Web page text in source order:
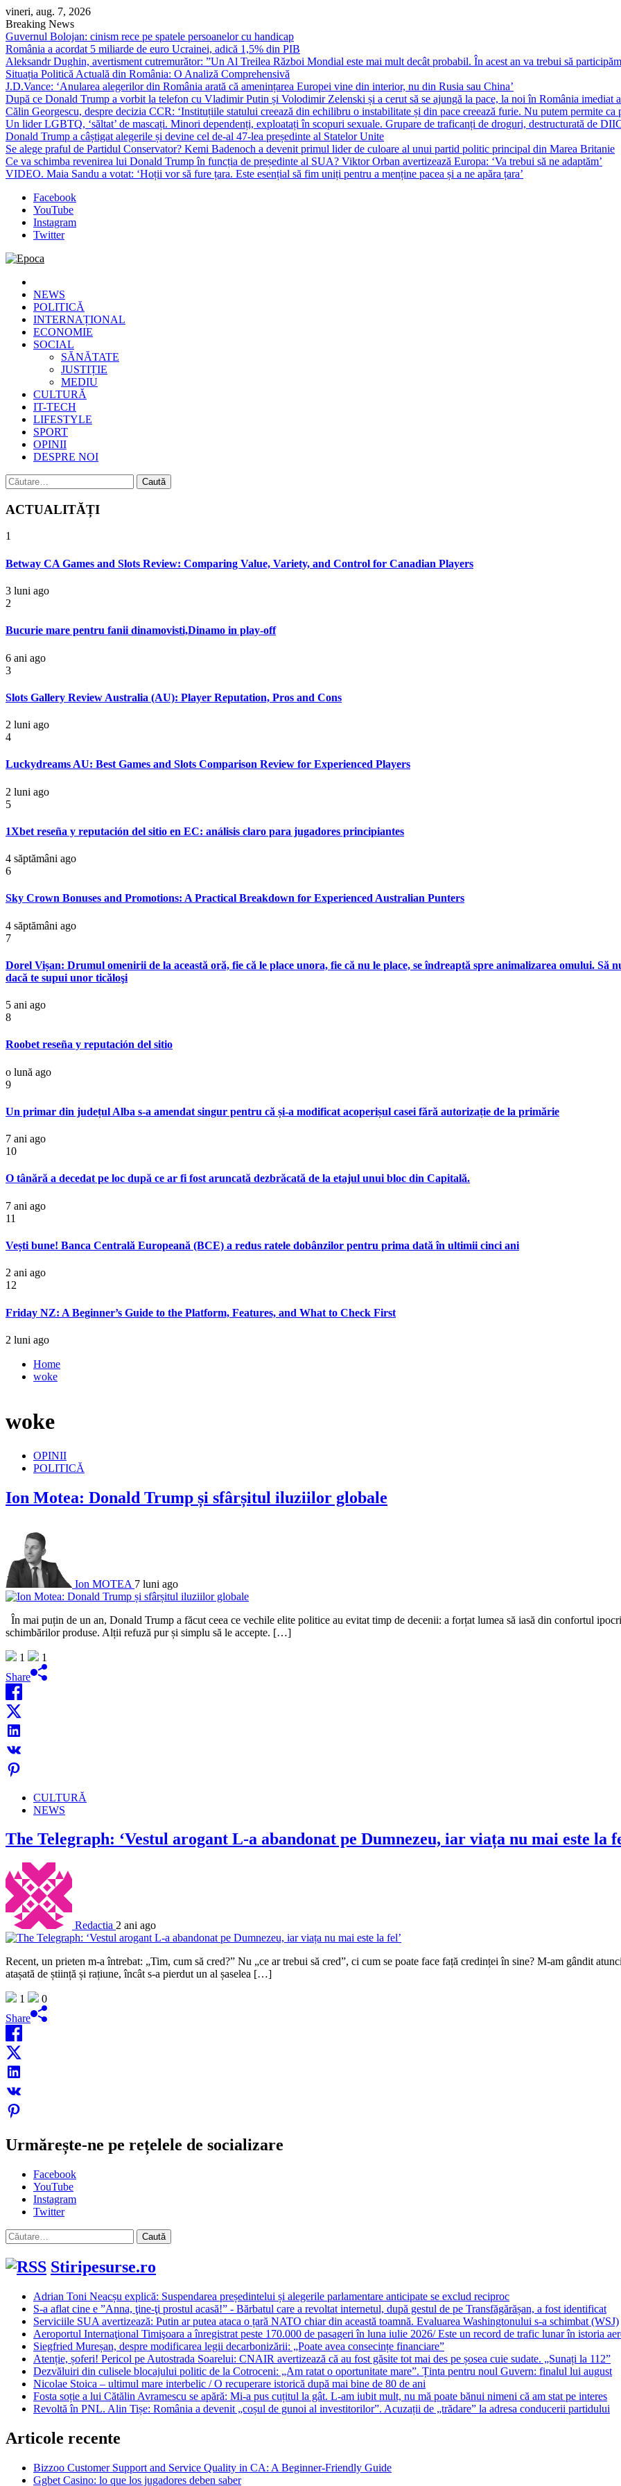
Skip
to
content
vineri, aug. 7, 2026
Breaking News
Guvernul Bolojan: cinism rece pe spatele persoanelor cu handicap
România a acordat 5 miliarde de euro Ucrainei, adică 1,5% din PIB
Aleksandr Dughin, avertisment cutremurător: ”Un Al Treilea Război Mondial este mai mult decât probabil. În acest an va trebui să
Situația Politică Actuală din România: O Analiză Comprehensivă
J.D.Vance: ‘Anularea alegerilor din România arată că amenințarea Europei vine din interior, nu din Rusia sau China’
După ce Donald Trump a vorbit la telefon cu Vladimir Putin și Volodimir Zelenski și a cerut să se ajungă la pace, la noi în România imediat
Călin Georgescu, despre decizia CCR: ‘Instituțiile statului creează din echilibru o instabilitate și din pace creează furie. Nu putem permite
Un lider LGBTQ, ‘săltat’ de mascați. Minori dependenți, exploatați în scopuri sexuale. Grupare de traficanți de droguri, destructurată de
Donald Trump a câștigat alegerile și devine cel de-al 47-lea președinte al Statelor Unite
Se alege praful de Partidul Conservator? Kemi Badenoch a devenit primul lider de culoare al unui partid politic principal din Marea Britanie
Ce va schimba revenirea lui Donald Trump în funcția de președinte al SUA? Viktor Orban avertizează Europa: ‘Va trebui să ne adaptăm’
VIDEO. Maia Sandu a votat: ‘Hoții vor să fure țara. Este esențial să fim uniți pentru a menține pacea și a ne apăra țara’
Facebook
YouTube
Instagram
Twitter
Epoca
Cele mai noi știri online din România
NEWS
POLITICĂ
INTERNAȚIONAL
ECONOMIE
SOCIAL
SĂNĂTATE
JUSTIȚIE
MEDIU
CULTURĂ
IT-TECH
LIFESTYLE
SPORT
OPINII
DESPRE NOI
Caută
după:
ACTUALITĂȚI
1
Betway CA Games and Slots Review: Comparing Value, Variety, and Control for Canadian Players
3 luni ago
2
Bucurie mare pentru fanii dinamovisti,Dinamo in play-off
6 ani ago
3
Slots Gallery Review Australia (AU): Player Reputation, Pros and Cons
2 luni ago
4
Luckydreams AU: Best Games and Slots Comparison Review for Experienced Players
2 luni ago
5
1Xbet reseña y reputación del sitio en EC: análisis claro para jugadores principiantes
4 săptămâni ago
6
Sky Crown Bonuses and Promotions: A Practical Breakdown for Experienced Australian Punters
4 săptămâni ago
7
Dorel Vișan: Drumul omenirii de la această oră, fie că le place unora, fie că nu le place, se îndreaptă spre animalizarea omului.
dacă te supui unor ticăloşi
5 ani ago
8
Roobet reseña y reputación del sitio
o lună ago
9
Un primar din județul Alba s-a amendat singur pentru că și-a modificat acoperișul casei fără autorizație de la primărie
7 ani ago
10
O tânără a decedat pe loc după ce ar fi fost aruncată dezbrăcată de la etajul unui bloc din Capitală.
7 ani ago
11
Vești bune! Banca Centrală Europeană (BCE) a redus ratele dobânzilor pentru prima dată în ultimii cinci ani
2 ani ago
12
Friday NZ: A Beginner’s Guide to the Platform, Features, and What to Check First
2 luni ago
Home
woke
woke
OPINII
POLITICĂ
Ion Motea: Donald Trump și sfârșitul iluziilor globale
Ion MOTEA 7 luni ago
În mai puțin de un an, Donald Trump a făcut ceea ce vechile elite politice au evitat timp de decenii: a forțat lumea să iasă din confortul
schimbărilor produse. Alții refuză pur și simplu să le accepte. […]
1
1
Share
CULTURĂ
NEWS
The Telegraph: ‘Vestul arogant L-a abandonat pe Dumnezeu, iar viața nu mai este la
Redactia 2 ani ago
Recent, un prieten m-a întrebat: „Tim, cum să cred?” Nu „ce ar trebui să cred”, ci cum se poate face față credinței în sine? M-am gândit
atașată de știință și rațiune, încât s-a pierdut un al șaselea […]
1
0
Share
Urmărește-ne pe rețelele de socializare
Facebook
YouTube
Instagram
Twitter
Caută
după:
Stiripesurse.ro
Adrian Toni Neacșu explică: Suspendarea președintelui și alegerile parlamentare anticipate se exclud reciproc
S-a aflat cine e ”Anna, ţine-ţi prostul acasă!” - Bărbatul care a revoltat internetul, după gestul de pe Transfăgărășan, a fost identificat
Serviciile SUA avertizează: Putin ar putea ataca o țară NATO chiar din această toamnă. Evaluarea Washingtonului s-a schimbat (WSJ)
Aeroportul Internaţional Timişoara a înregistrat peste 170.000 de pasageri în luna iulie 2026/ Este un record de trafic lunar în istoria
Siegfried Mureșan, despre modificarea legii decarbonizării: „Poate avea consecințe financiare”
Atenție, șoferi! Pericol pe Autostrada Soarelui: CNAIR avertizează că au fost găsite tot mai des pe șosea cuie sudate. „Sunați la 112”
Dezvăluiri din culisele blocajului politic de la Cotroceni: „Am ratat o oportunitate mare”. Ținta pentru noul Guvern: finalul lui august
Nicolae Stoica – ultimul mare interbelic / O recuperare istorică după mai bine de 80 de ani
Fosta soție a lui Cătălin Avramescu se apără: Mi-a pus cuțitul la gât. L-am iubit mult, nu mă poate bănui nimeni că am stat pe interes
Revoltă în PNL. Alin Tișe: România a devenit „coșul de gunoi al investitorilor”. Acuzații de „trădare” la adresa conducerii partidului
Articole recente
Bizzoo Customer Support and Service Quality in CA: A Beginner-Friendly Guide
Ggbet Casino: lo que los jugadores deben saber